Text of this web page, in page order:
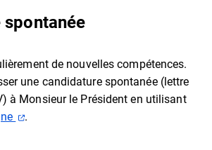
spontanée
de nouvelles compétences.
une candidature spontanée (lettre
à Monsieur le Président en utilisant
(ouverture dans un nouvel onglet)
.